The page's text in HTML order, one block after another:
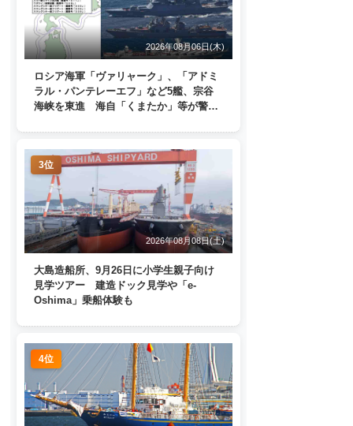
2026年08月06日(木)
ロシア海軍「ヴァリャーク」、「アドミ
ラル・パンテレーエフ」など5艦、宗谷
海峡を東進 海自「くまたか」等が警戒
3位
2026年08月08日(土)
大島造船所、9月26日に小学生親子向け
見学ツアー 建造ドック見学や「e-
Oshima」乗船体験も
4位